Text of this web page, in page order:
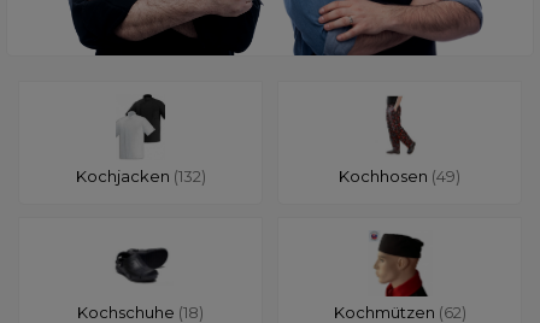
Kochjacken (132) Kochhosen (49)
Kochschuhe (18) Kochmützen (62)